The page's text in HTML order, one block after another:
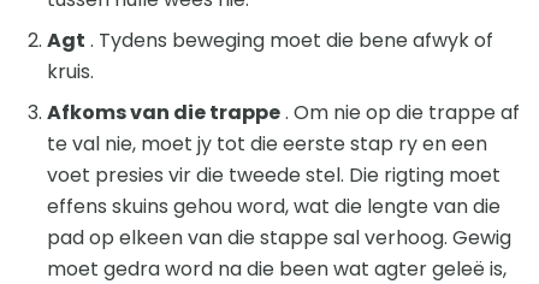
Agt . Tydens beweging moet die bene afwyk of
kruis.
Afkoms van die trappe. Om nie op die trappe af
te val nie, moet jy tot die eerste stap ry en een
voet presies vir die tweede stel. Die rigting moet
effens skuins gehou word, wat die lengte van die
pad op elkeen van die stappe sal verhoog. Gewig
moet gedra word na die been wat agter geleë is,